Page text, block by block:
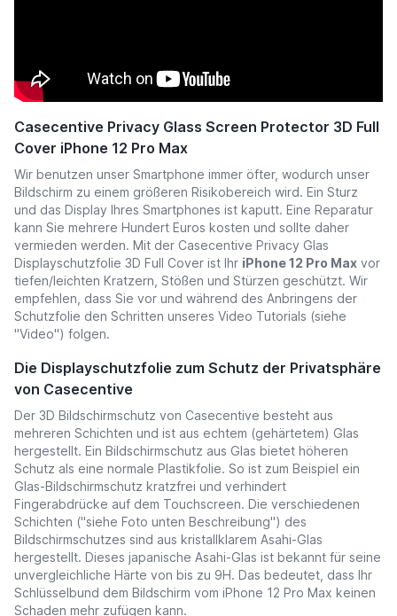
Casecentive Privacy Glass Screen Protector 3D Full
Cover iPhone 12 Pro Max
Wir benutzen unser Smartphone immer öfter, wodurch unser
Bildschirm zu einem größeren Risikobereich wird. Ein Sturz
und das Display Ihres Smartphones ist kaputt. Eine Reparatur
kann Sie mehrere Hundert Euros kosten und sollte daher
vermieden werden. Mit der Casecentive Privacy Glas
Displayschutzfolie 3D Full Cover ist Ihr iPhone 12 Pro Max vor
tiefen/leichten Kratzern, Stößen und Stürzen geschützt. Wir
empfehlen, dass Sie vor und während des Anbringens der
Schutzfolie den Schritten unseres Video Tutorials (siehe
"Video") folgen.
Die Displayschutzfolie zum Schutz der Privatsphäre
von Casecentive
Der 3D Bildschirmschutz von Casecentive besteht aus
mehreren Schichten und ist aus echtem (gehärtetem) Glas
hergestellt. Ein Bildschirmschutz aus Glas bietet höheren
Schutz als eine normale Plastikfolie. So ist zum Beispiel ein
Glas-Bildschirmschutz kratzfrei und verhindert
Fingerabdrücke auf dem Touchscreen. Die verschiedenen
Schichten (''siehe Foto unten Beschreibung'') des
Bildschirmschutzes sind aus kristallklarem Asahi-Glas
hergestellt. Dieses japanische Asahi-Glas ist bekannt für seine
unvergleichliche Härte von bis zu 9H. Das bedeutet, dass Ihr
Schlüsselbund dem Bildschirm vom iPhone 12 Pro Max keinen
Schaden mehr zufügen kann.